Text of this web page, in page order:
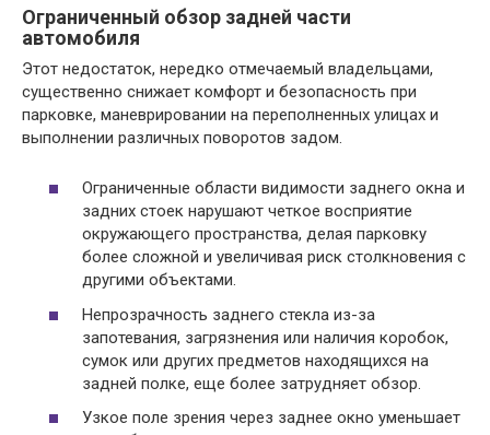
Ограниченный обзор задней части
автомобиля
Этот недостаток, нередко отмечаемый владельцами,
существенно снижает комфорт и безопасность при
парковке, маневрировании на переполненных улицах и
выполнении различных поворотов задом.
Ограниченные области видимости заднего окна и
задних стоек нарушают четкое восприятие
окружающего пространства, делая парковку
более сложной и увеличивая риск столкновения с
другими объектами.
Непрозрачность заднего стекла из-за
запотевания, загрязнения или наличия коробок,
сумок или других предметов находящихся на
задней полке, еще более затрудняет обзор.
Узкое поле зрения через заднее окно уменьшает